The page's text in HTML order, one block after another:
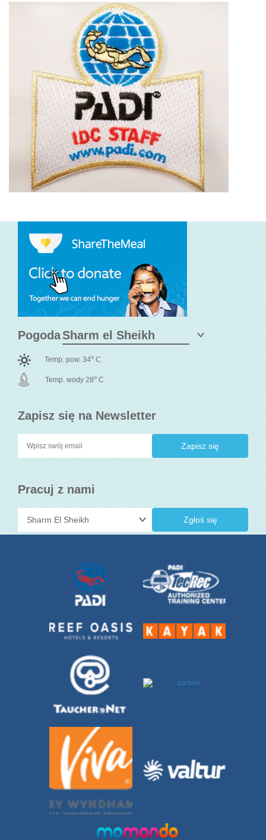
Zapisz się na Newsletter
Pracuj z nami
Zgłoś się
Pogoda
Temp. pow. 34o C
Temp. wody 28o C